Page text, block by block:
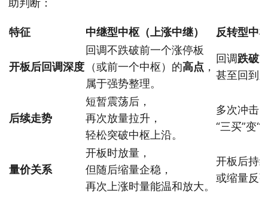
特征 中继型中枢（上涨中继） 反转型中
开板后回调深度
回调不跌破前一个涨停板
（或前一个中枢）的高点 ，
属于强势整理。
回调跌破
甚至回到
后续走势
短暂震荡后，
再次放量拉升，
轻松突破中枢上沿。
多次冲击
“三买”变“
量价关系
开板时放量，
但随后缩量企稳，
再次上涨时量能温和放大。
开板后持
或缩量反